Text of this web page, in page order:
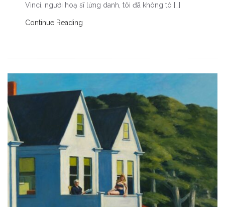
Vinci, người hoạ sĩ lừng danh, tôi đã không tò […]
Continue Reading